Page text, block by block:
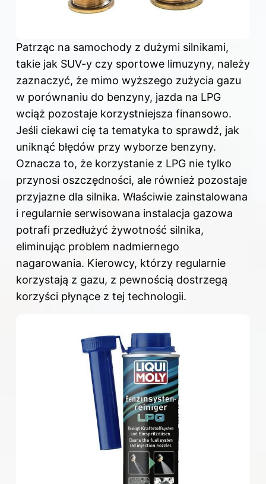
Patrząc na samochody z dużymi silnikami,
takie jak SUV-y czy sportowe limuzyny, należy
zaznaczyć, że mimo wyższego zużycia gazu
w porównaniu do benzyny, jazda na LPG
wciąż pozostaje korzystniejsza finansowo.
Jeśli ciekawi cię ta tematyka to sprawdź, jak
uniknąć błędów przy wyborze benzyny.
Oznacza to, że korzystanie z LPG nie tylko
przynosi oszczędności, ale również pozostaje
przyjazne dla silnika. Właściwie zainstalowana
i regularnie serwisowana instalacja gazowa
potrafi przedłużyć żywotność silnika,
eliminując problem nadmiernego
nagarowania. Kierowcy, którzy regularnie
korzystają z gazu, z pewnością dostrzegą
korzyści płynące z tej technologii.